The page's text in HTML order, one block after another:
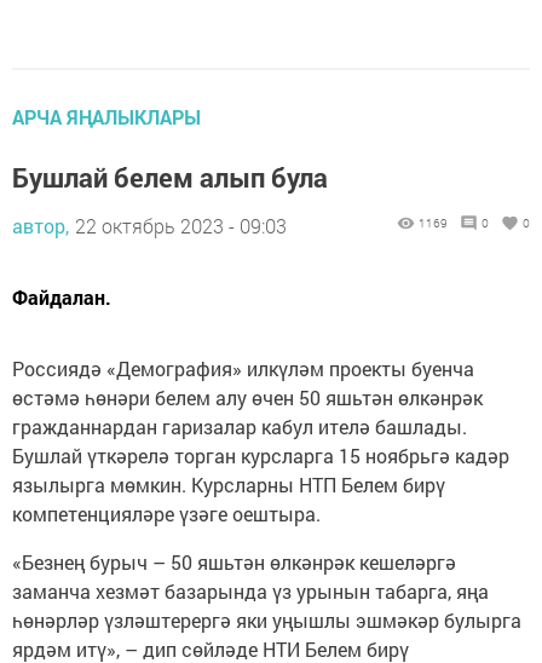
АРЧА ЯҢАЛЫКЛАРЫ
Бушлай белем алып була
автор, 22 октябрь 2023 - 09:03 1169 0 0
Файдалан.
Россиядә «Демография» илкүләм проекты буенча
өстәмә һөнәри белем алу өчен 50 яшьтән өлкәнрәк
гражданнардан гаризалар кабул ителә башлады.
Бушлай үткәрелә торган курсларга 15 ноябрьгә кадәр
язылырга мөмкин. Курсларны НТП Белем бирү
компетенцияләре үзәге оештыра.
«Безнең бурыч – 50 яшьтән өлкәнрәк кешеләргә
заманча хезмәт базарында үз урынын табарга, яңа
һөнәрләр үзләштерергә яки уңышлы эшмәкәр булырга
ярдәм итү», – дип сөйләде НТИ Белем бирү